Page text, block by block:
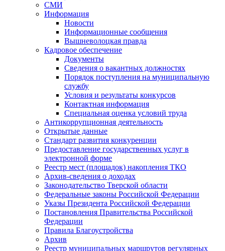
СМИ
Информация
Новости
Информационные сообщения
Вышневолоцкая правда
Кадровое обеспечение
Документы
Сведения о вакантных должностях
Порядок поступления на муниципальную
службу
Условия и результаты конкурсов
Контактная информация
Специальная оценка условий труда
Антикоррупционная деятельность
Открытые данные
Стандарт развития конкуренции
Предоставление государственных услуг в
электронной форме
Реестр мест (площадок) накопления ТКО
Архив-сведения о доходах
Законодательство Тверской области
Федеральные законы Российской Федерации
Указы Президента Российской Федерации
Постановления Правительства Российской
Федерации
Правила Благоустройства
Архив
Реестр муниципальных маршрутов регулярных